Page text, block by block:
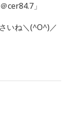
cer84.7」
いね＼(^O^)／